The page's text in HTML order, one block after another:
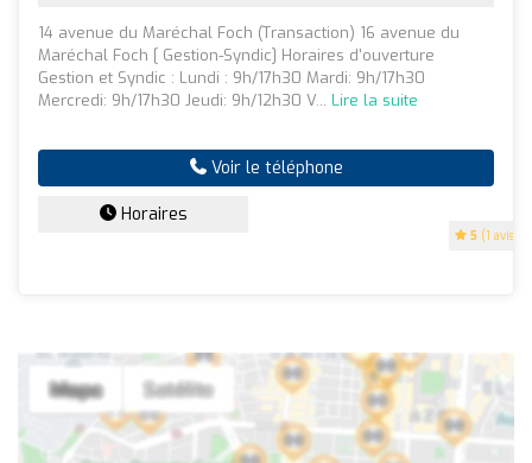
5 (1 avis)
14 avenue du Maréchal Foch (Transaction) 16 avenue du
Maréchal Foch [ Gestion-Syndic] Horaires d'ouverture
Gestion et Syndic : Lundi : 9h/17h30 Mardi: 9h/17h30
Mercredi: 9h/17h30 Jeudi: 9h/12h30 V... Lire la suite
Voir le téléphone
Horaires